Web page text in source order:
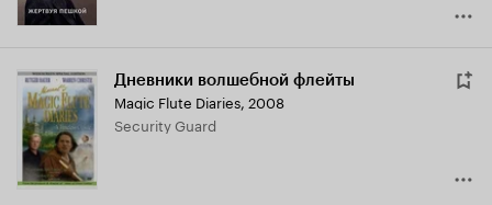
Дневники волшебной флейты
Magic Flute Diaries, 2008
Security Guard